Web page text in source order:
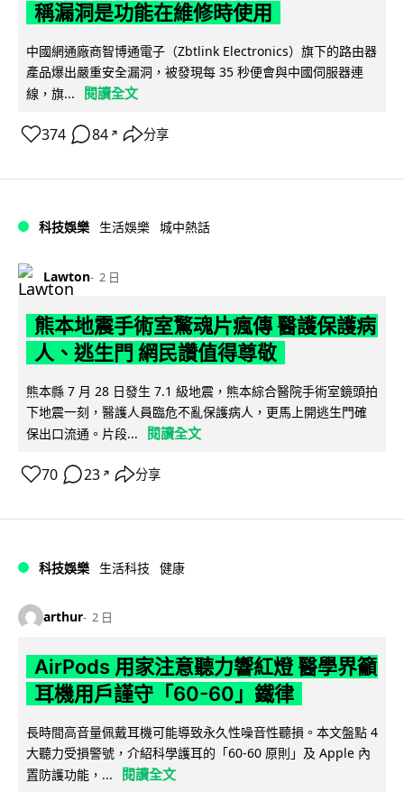
稱漏洞是功能在維修時使用
中國網通廠商智博通電子（Zbtlink Electronics）旗下的路由器
產品爆出嚴重安全漏洞，被發現每 35 秒便會與中國伺服器連
線，旗...
閱讀全文
374 84 ↗ 分享
科技娛樂 生活娛樂 城中熱話
Lawton 2 日
熊本地震手術室驚魂片瘋傳 醫護保護病
人、逃生門 網民讚值得尊敬
熊本縣 7 月 28 日發生 7.1 級地震，熊本綜合醫院手術室鏡頭拍
下地震一刻，醫護人員臨危不亂保護病人，更馬上開逃生門確
保出口流通。片段...
閱讀全文
70 23 ↗ 分享
科技娛樂 生活科技 健康
arthur 2 日
AirPods 用家注意聽力響紅燈 醫學界籲
耳機用戶謹守「60-60」鐵律
長時間高音量佩戴耳機可能導致永久性噪音性聽損。本文盤點 4
大聽力受損警號，介紹科學護耳的「60-60 原則」及 Apple 內
置防護功能，...
閱讀全文